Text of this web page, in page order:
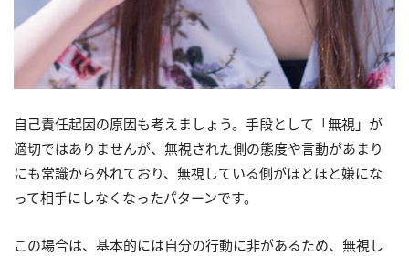
自己責任起因の原因も考えましょう。手段として「無視」が
適切ではありませんが、無視された側の態度や言動があまり
にも常識から外れており、無視している側がほとほと嫌にな
って相手にしなくなったパターンです。
この場合は、基本的には自分の行動に非があるため、無視し